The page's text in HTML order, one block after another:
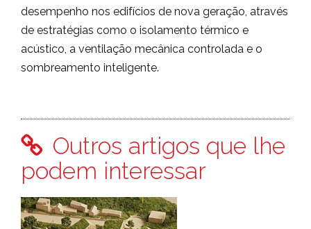
desempenho nos edifícios de nova geração, através
de estratégias como o isolamento térmico e
acústico, a ventilação mecânica controlada e o
sombreamento inteligente.
Outros artigos que lhe
podem interessar